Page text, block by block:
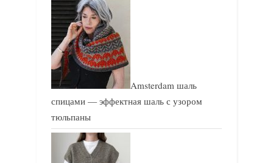
Amsterdam шаль
спицами — эффектная шаль с узором
тюльпаны